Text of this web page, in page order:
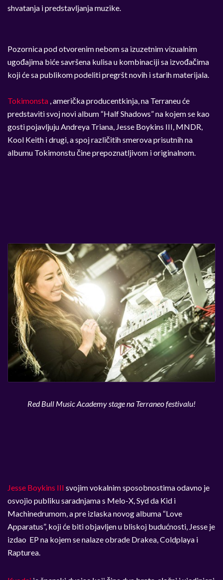
shvatanja i predstavljanja muzike.
Pozornica pod otvorenim nebom sa izuzetnim vizualnim
ugođajima biće savršena kulisa u kombinaciji sa izvođačima
koji će sa publikom podeliti pregršt novih i starih materijala.
Tokimonsta , američka producentkinja, na Terraneu će
predstaviti svoj novi album “Half Shadows” na kojem se kao
gosti pojavljuju Andreya Triana, Jesse Boykins III, MNDR,
Kool Keith i drugi, a spoj različitih smerova prisutnih na
albumu Tokimonstu čine prepoznatljivom i originalnom.
Red Bull Music Academy stage na Terraneo festivalu!
Jesse Boykins III svojim vokalnim sposobnostima odavno je
osvojio publiku saradnjama s Melo-X, Syd da Kid i
Machinedrumom, a pre izlaska novog albuma “Love
Apparatus”, koji će biti objavljen u bliskoj budućnosti, Jesse je
izdao EP na kojem se nalaze obrade Drakea, Coldplaya i
Rapturea.